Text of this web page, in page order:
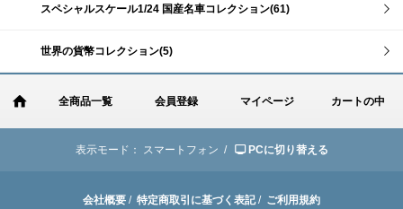
スペシャルスケール1/24 国産名車コレクション(61)
世界の貨幣コレクション(5)
全商品一覧 会員登録 マイページ カートの中
表示モード： スマートフォン / PCに切り替える
会社概要 / 特定商取引に基づく表記/ ご利用規約